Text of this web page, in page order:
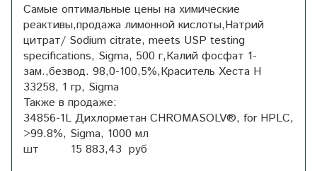
Самые оптимальные цены на химические
реактивы,продажа лимонной кислоты,Натрий
цитрат/ Sodium citrate, meets USP testing
specifications, Sigma, 500 г,Калий фосфат 1-
зам.,безвод. 98,0-100,5%,Краситель Хеста H
33258, 1 гр, Sigma
Также в продаже:
34856-1L Дихлорметан CHROMASOLV®, for HPLC,
>99.8%, Sigma, 1000 мл
шт 15 883,43 руб